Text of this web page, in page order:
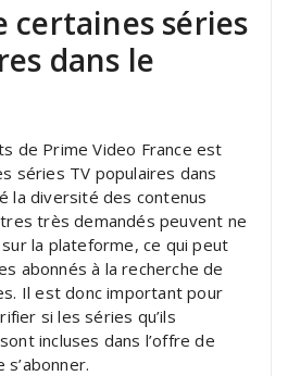
certaines séries
dans le
de Prime Video France est
séries TV populaires dans
la diversité des contenus
très demandés peuvent ne
la plateforme, ce qui peut
abonnés à la recherche de
Il est donc important pour
si les séries qu’ils
incluses dans l’offre de